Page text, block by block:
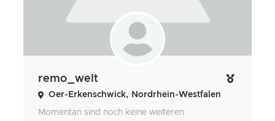
remo_welt
Oer-Erkenschwick, Nordrhein-Westfalen
Momentan sind noch keine weiteren